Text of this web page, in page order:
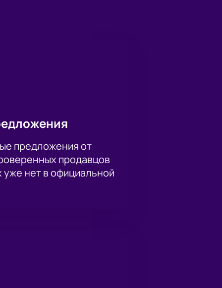
предложения от
продавцов
нет в официальной